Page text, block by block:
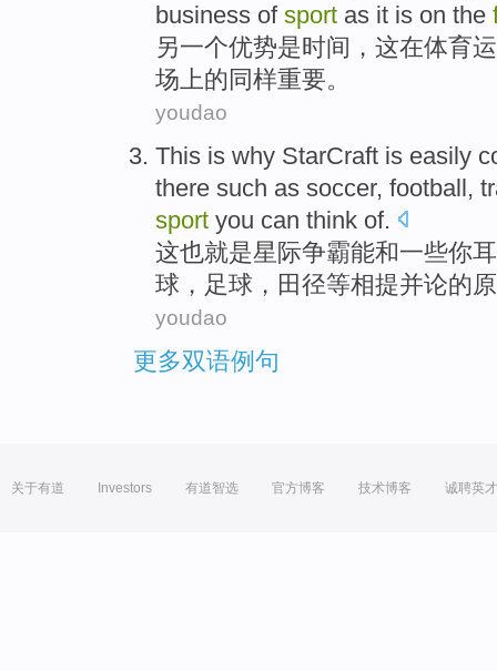
business of sport as it is on the
另一个优势是时间 ， 这在体育
场上的 同样重要。
youdao
This is why StarCraft is easily
there such as soccer, football,
sport you can think of.
这也就是星际争霸能和一些你
球 ， 足球 ， 田径等相提并论的
youdao
更多双语例句
关于有道 Investors 有道智选 官方博客 技术博客 诚聘英才